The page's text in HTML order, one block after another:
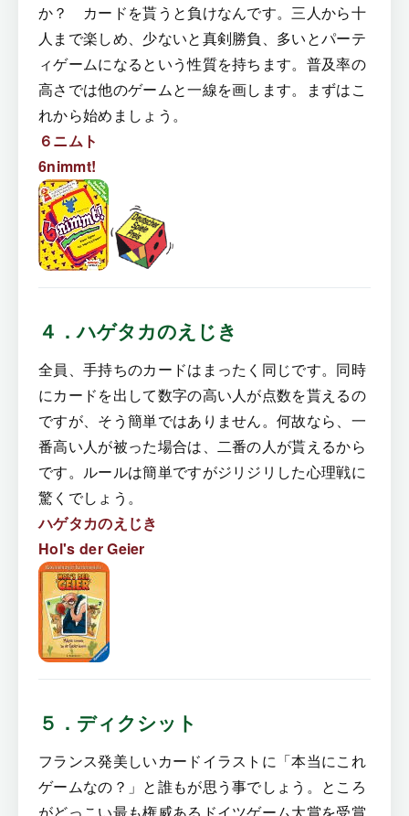
か？ カードを貰うと負けなんです。三人から十
人まで楽しめ、少ないと真剣勝負、多いとパーテ
ィゲームになるという性質を持ちます。普及率の
高さでは他のゲームと一線を画します。まずはこ
れから始めましょう。
６ニムト
6nimmt!
４．ハゲタカのえじき
全員、手持ちのカードはまったく同じです。同時
にカードを出して数字の高い人が点数を貰えるの
ですが、そう簡単ではありません。何故なら、一
番高い人が被った場合は、二番の人が貰えるから
です。ルールは簡単ですがジリジリした心理戦に
驚くでしょう。
ハゲタカのえじき
Hol's der Geier
５．ディクシット
フランス発美しいカードイラストに「本当にこれ
ゲームなの？」と誰もが思う事でしょう。ところ
がどっこい最も権威あるドイツゲーム大賞を受賞